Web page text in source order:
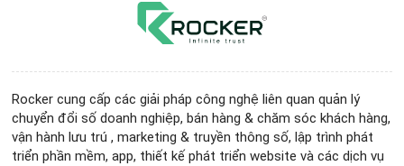
Rocker cung cấp các giải pháp công nghệ liên quan quản lý
chuyển đổi số doanh nghiệp, bán hàng & chăm sóc khách hàng,
vận hành lưu trú , marketing & truyền thông số, lập trình phát
triển phần mềm, app, thiết kế phát triển website và các dịch vụ